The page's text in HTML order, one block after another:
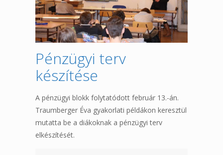
Pénzügyi terv
készítése
A pénzügyi blokk folytatódott február 13.-án.
Traumberger Éva gyakorlati példákon keresztül
mutatta be a diákoknak a pénzügyi terv
elkészítését.​